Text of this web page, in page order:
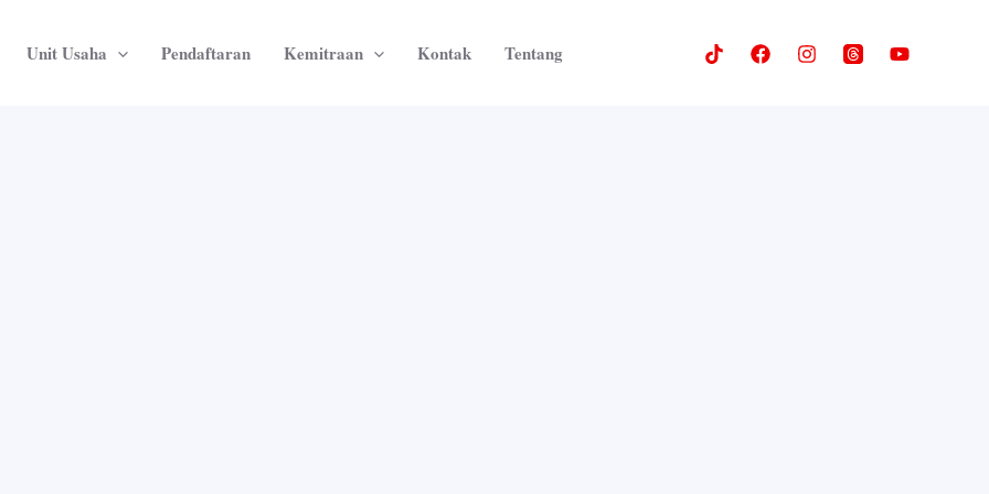
Unit Usaha Pendaftaran Kemitraan Kontak Tentang